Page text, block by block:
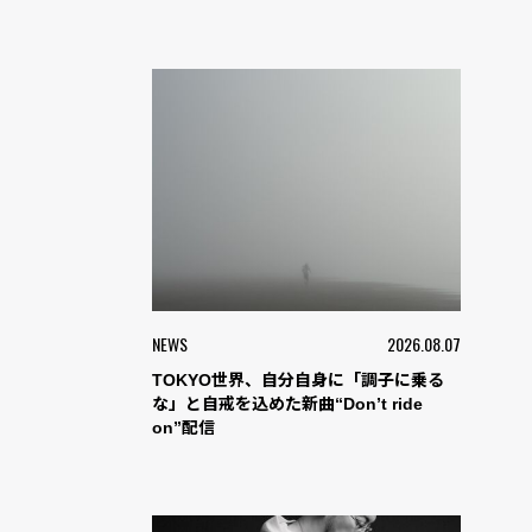
NEWS 2026.08.07
TOKYO世界、自分自身に「調子に乗る
な」と自戒を込めた新曲“Don’t ride
on”配信